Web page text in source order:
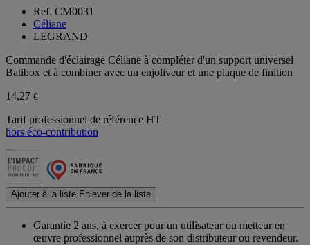
Ref. CM0031
Céliane
LEGRAND
Commande d'éclairage Céliane à compléter d'un support universel
Batibox et à combiner avec un enjoliveur et une plaque de finition
14,27 €
Tarif professionnel de référence HT
hors éco-contribution
Ajouter à la liste Enlever de la liste
Garantie 2 ans, à exercer pour un utilisateur ou metteur en
œuvre professionnel auprès de son distributeur ou revendeur.